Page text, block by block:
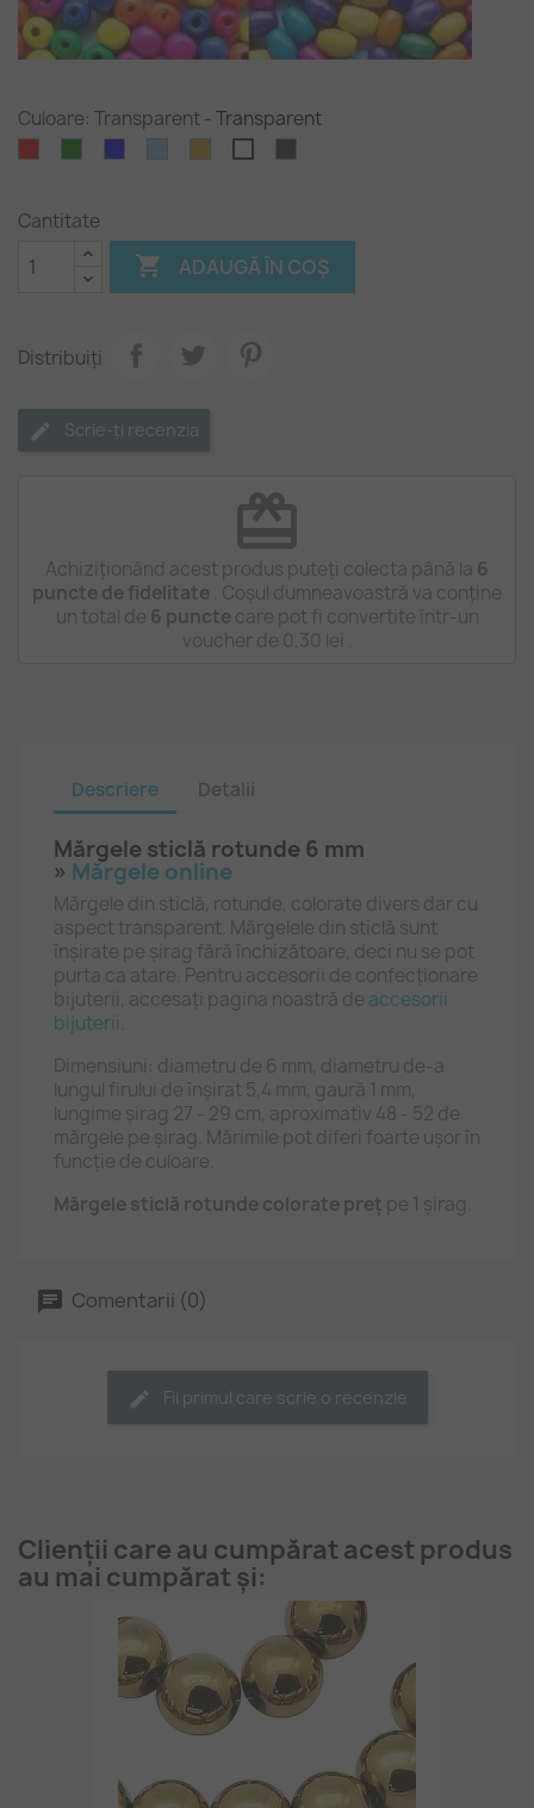
Culoare: Transparent-Transparent
Cantitate
 ADAUGĂ ÎN COȘ
Distribuiți
Scrie-ți recenzia
redeem
Achiziționând acest produs puteți colecta până la 6
puncte de fidelitate . Coșul dumneavoastră va conține
un total de 6 puncte care pot fi convertite într-un
voucher de 0,30 lei
Descriere Detalii
Mărgele sticlă rotunde 6 mm
» Mărgele online
Mărgele din sticlă, rotunde, colorate divers dar cu
aspect transparent. Mărgelele din sticlă sunt
înșirate pe șirag fără închizătoare, deci nu se pot
purta ca atare. Pentru accesorii de confecționare
bijuterii, accesați pagina noastră de accesorii
bijuterii
Dimensiuni: diametru de 6 mm, diametru de-a
lungul firului de înșirat 5,4 mm, gaură 1 mm,
lungime șirag 27 - 29 cm, aproximativ 48 - 52 de
mărgele pe șirag. Mărimile pot diferi foarte ușor în
funcție de culoare.
Mărgele sticlă rotunde colorate preț pe 1 șirag.
Comentarii (0)
Fii primul care scrie o recenzie
Clienții care au cumpărat acest produs
au mai cumpărat și: